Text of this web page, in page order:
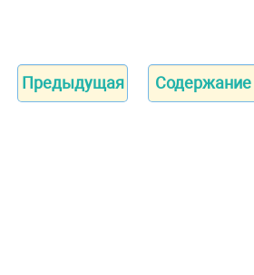
Предыдущая Содержание